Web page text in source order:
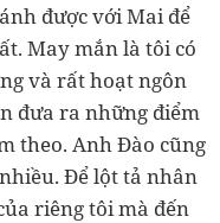
được với Mai để
May mắn là tôi có
và rất hoạt ngôn
đưa ra những điểm
theo. Anh Đào cũng
Để lột tả nhân
riêng tôi mà đến